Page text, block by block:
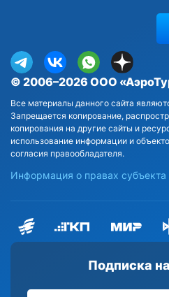
Подписка
© 2006–2026 ООО
Все материалы данного сайта
Запрещается копирование,
копирования на другие сайты и
использование информации и
согласия правообладателя.
Информация о правах